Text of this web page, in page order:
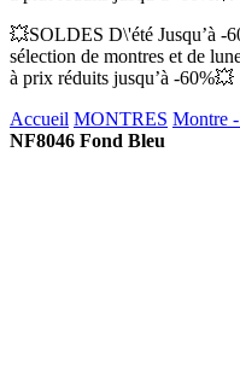
💥SOLDES D\'été Jusqu’à -
sélection de montres et de
à prix réduits jusqu’à -60%💥
Accueil MONTRES Montre
NF8046 Fond Bleu